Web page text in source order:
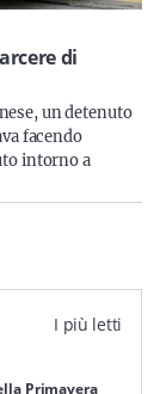
di
un detenuto
facendo
intorno a
I più letti
Primavera